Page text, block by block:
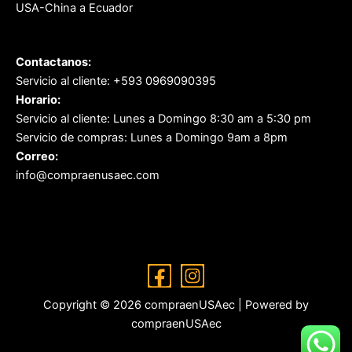
USA-China a Ecuador
Contactanos:
Servicio al cliente: +593 0969090395
Horario:
Servicio al cliente: Lunes a Domingo 8:30 am a 5:30 pm
Servicio de compras: Lunes a Domingo 9am a 8pm
Correo:
info@compraenusaec.com
Copyright © 2026 compraenUSAec | Powered by
compraenUSAec